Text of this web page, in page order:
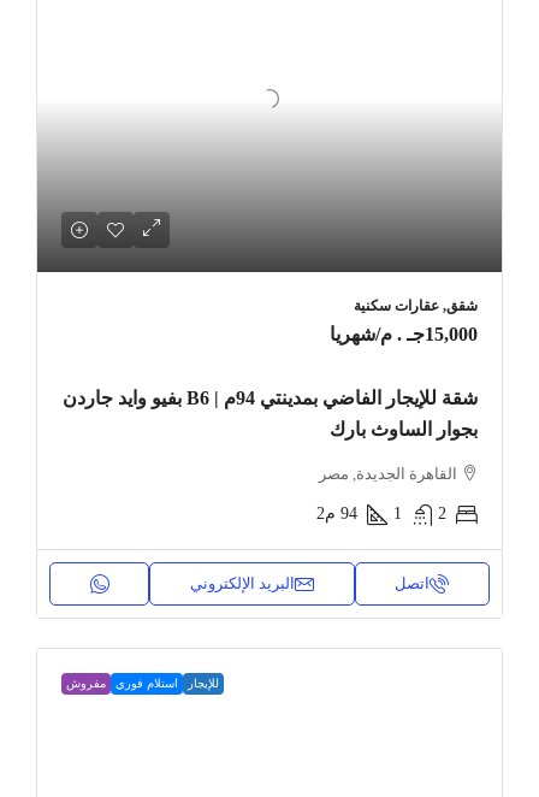
شقق, عقارات سكنية
15,000جـ . م /شهريا
شقة للإيجار الفاضي بمدينتي 94م | B6 بفيو وايد جاردن
بجوار الساوث بارك
القاهرة الجديدة, مصر
2
1
94 م2
اتصل البريد الإلكتروني
للإيجار استلام فوري مفروش